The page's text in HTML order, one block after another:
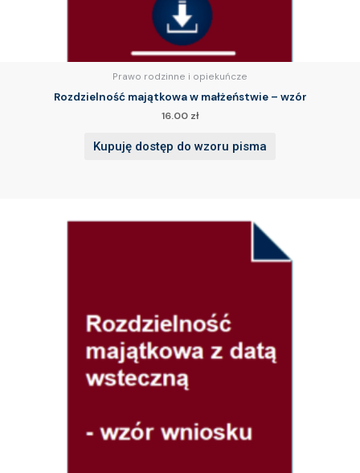
Prawo rodzinne i opiekuńcze
Rozdzielność majątkowa w małżeństwie – wzór
16.00 zł
Kupuję dostęp do wzoru pisma